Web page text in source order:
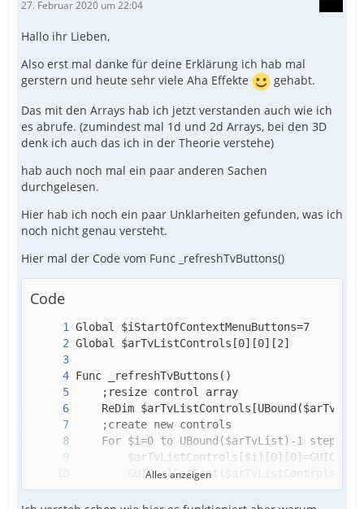
27. Februar 2020 um 22:04
Hallo ihr Lieben,
Also erst mal danke für deine Erklärung ich hab mal
gerstern und heute sehr viele Aha Effekte
gehabt.
Das mit den Arrays hab ich jetzt verstanden auch wie ich
es abrufe. (zumindest mal 1d und 2d Arrays, bei den 3D
denk ich auch das ich in der Theorie verstehe)
hab auch noch mal ein paar anderen Sachen
durchgelesen.
Hier hab ich noch ein paar Unklarheiten gefunden, was ich
noch nicht genau versteht.
Hier mal der Code vom Func _refreshTvButtons()
Code
Alles anzeigen